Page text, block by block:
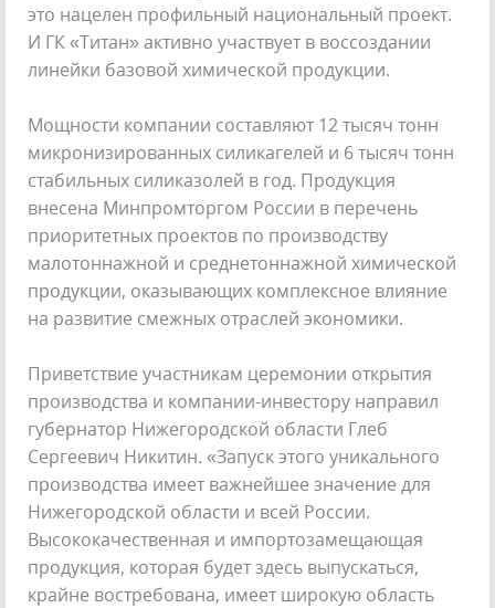
это нацелен профильный национальный проект.
И ГК «Титан» активно участвует в воссоздании
линейки базовой химической продукции.
Мощности компании составляют 12 тысяч тонн
микронизированных силикагелей и 6 тысяч тонн
стабильных силиказолей в год. Продукция
внесена Минпромторгом России в перечень
приоритетных проектов по производству
малотоннажной и среднетоннажной химической
продукции, оказывающих комплексное влияние
на развитие смежных отраслей экономики.
Приветствие участникам церемонии открытия
производства и компании-инвестору направил
губернатор Нижегородской области Глеб
Сергеевич Никитин. «Запуск этого уникального
производства имеет важнейшее значение для
Нижегородской области и всей России.
Высококачественная и импортозамещающая
продукция, которая будет здесь выпускаться,
крайне востребована, имеет широкую область